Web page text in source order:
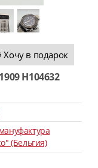
Хочу в подарок
H104632
(Бельгия)